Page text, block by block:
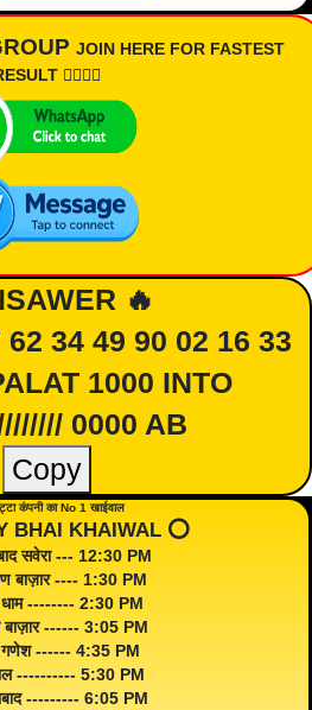
JOIN HERE FOR FASTEST
👇🏾👇🏾
🔥
34 49 90 02 16 33
1000 INTO
0000 AB
Copy
कंपनी का No 1 खाईवाल
BHAI KHAIWAL ⭕️
सवेरा --- 12:30 PM
बाज़ार ---- 1:30 PM
-------- 2:30 PM
बाज़ार ------ 3:05 PM
गणेश ------ 4:35 PM
---------- 5:30 PM
--------- 6:05 PM